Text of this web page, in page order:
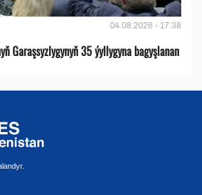
04.08.2026 - 17:38
Garaşsyzlygynyň 35 ýyllygyna bagyşlanan